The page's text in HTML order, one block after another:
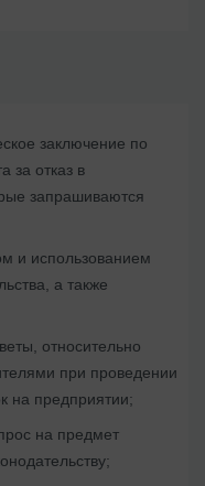
заключение по
за отказ в
запрашиваются
и использованием
а также
относительно
при проведении
на предприятии;
на предмет